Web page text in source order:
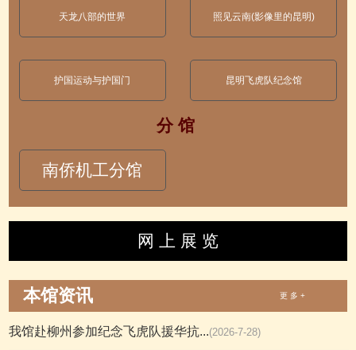
天龙八部的世界 照见云南(影像里的昆明)
护国运动与护国门 昆明飞虎队纪念馆
分 馆
南侨机工分馆
网 上 展 览
本馆资讯 更 多 +
我馆赴柳州参加纪念飞虎队援华抗...(2026-7-28)